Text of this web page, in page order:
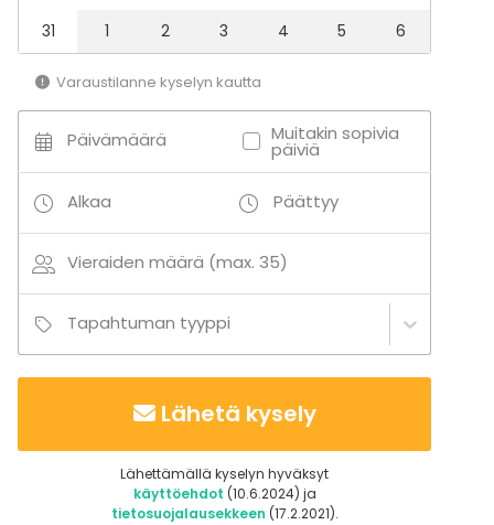
31
1 2 3 4 5 6
Varaustilanne kyselyn kautta
Päivämäärä Muitakin sopivia
päiviä
Alkaa Päättyy
Vieraiden määrä (max. 35)
Tapahtuman tyyppi
Lähetä kysely
Lähettämällä kyselyn hyväksyt
käyttöehdot (10.6.2024) ja
tietosuojalausekkeen (17.2.2021).